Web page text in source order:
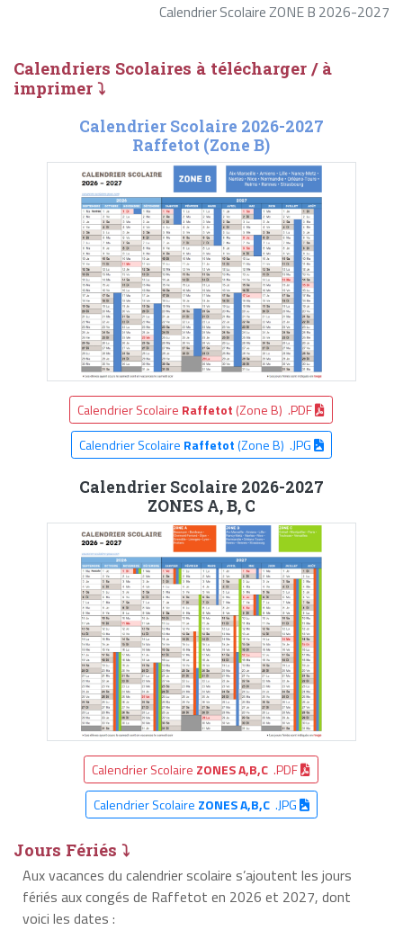
Calendrier Scolaire ZONE B 2026-2027
Calendriers Scolaires à télécharger / à
imprimer ⤵
Calendrier Scolaire 2026-2027
Raffetot (Zone B)
Calendrier Scolaire Raffetot (Zone B) .PDF
Calendrier Scolaire Raffetot(Zone B) .JPG
Calendrier Scolaire 2026-2027
ZONES A, B, C
Calendrier Scolaire ZONES A,B,C .PDF
Calendrier Scolaire ZONES A,B,C.JPG
Jours Fériés ⤵
Aux vacances du calendrier scolaire s’ajoutent les jours
fériés aux congés de Raffetot en 2026 et 2027, dont
voici les dates :